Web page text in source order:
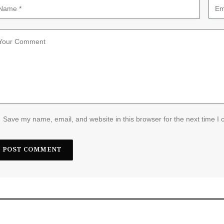
Save my name, email, and website in this browser for the next time I